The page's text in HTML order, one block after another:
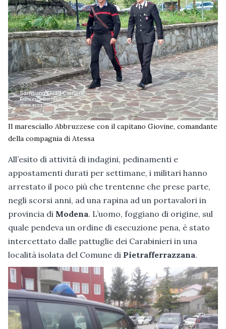
Il maresciallo Abbruzzese con il capitano Giovine, comandante
della compagnia di Atessa
All’esito di attività di indagini, pedinamenti e
appostamenti durati per settimane, i militari hanno
arrestato il poco più che trentenne che prese parte,
negli scorsi anni, ad una rapina ad un portavalori in
provincia di Modena. L’uomo, foggiano di origine, sul
quale pendeva un ordine di esecuzione pena, è stato
intercettato dalle pattuglie dei Carabinieri in una
località isolata del Comune di Pietrafferrazzana.